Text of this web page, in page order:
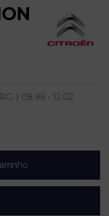
| 08.96 - 12.02